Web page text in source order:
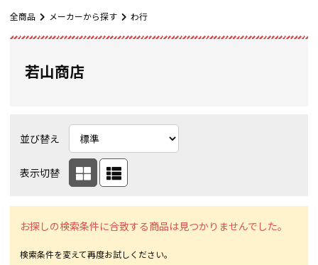
全商品 メーカーから探す わ行
若山商店
並び替え
表示切替
お探しの検索条件に合致する商品は見つかりませんでした。